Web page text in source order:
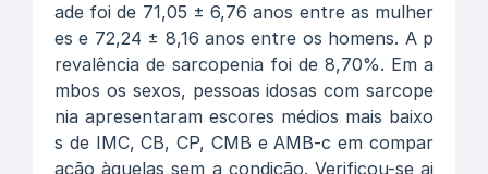
ade foi de 71,05 ± 6,76 anos entre as mulher
es e 72,24 ± 8,16 anos entre os homens. A p
revalência de sarcopenia foi de 8,70%. Em a
mbos os sexos, pessoas idosas com sarcope
nia apresentaram escores médios mais baixo
s de IMC, CB, CP, CMB e AMB-c em compar
ação àquelas sem a condição. Verificou-se ai